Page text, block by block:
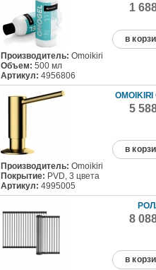
1
в
Производитель: Omoikiri
Объем: 500 мл
Артикул: 4956806
5
в
Производитель: Omoikiri
Покрытие: PVD, 3 цвета
Артикул: 4995005
8
в